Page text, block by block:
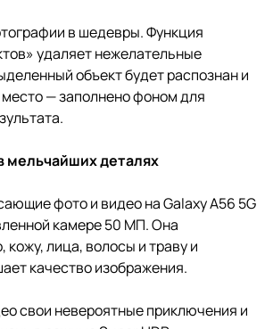
в шедевры. Функция
удаляет нежелательные
объект будет распознан и
место — заполнено фоном для
мельчайших деталях
фото и видео на Galaxy A56 5G
камере 50 МП. Она
кожу, лица, волосы и траву и
качество изображения.
свои невероятные приключения и